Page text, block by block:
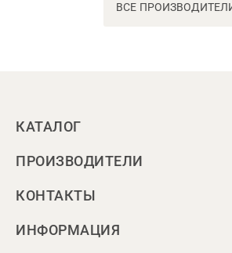
ВСЕ
КАТАЛОГ
ПРОИЗВОДИТЕЛИ
КОНТАКТЫ
ИНФОРМАЦИЯ